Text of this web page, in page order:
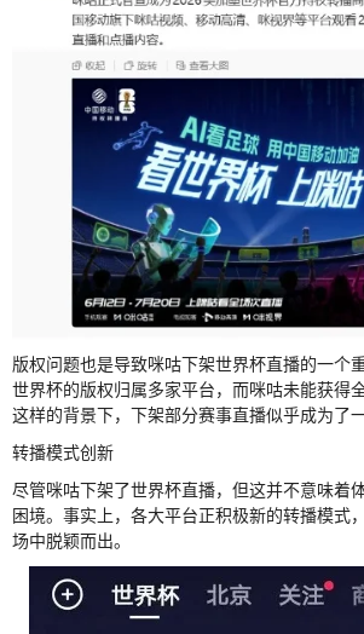
版权问题也是导致咪咕下架世界杯直播的一个
世界杯的版权归属多家平台，而咪咕未能获得
这样的背景下，下架部分赛事直播似乎成为了
转播模式创新
尽管咪咕下架了世界杯直播，但这并不意味着
困境。事实上，各大平台正积极新的转播模式
场中脱颖而出。